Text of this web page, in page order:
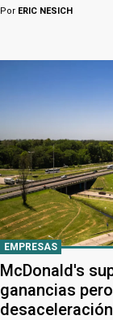
Por ERIC NESICH
EMPRESAS
McDonald's
ganancias
desaceleración